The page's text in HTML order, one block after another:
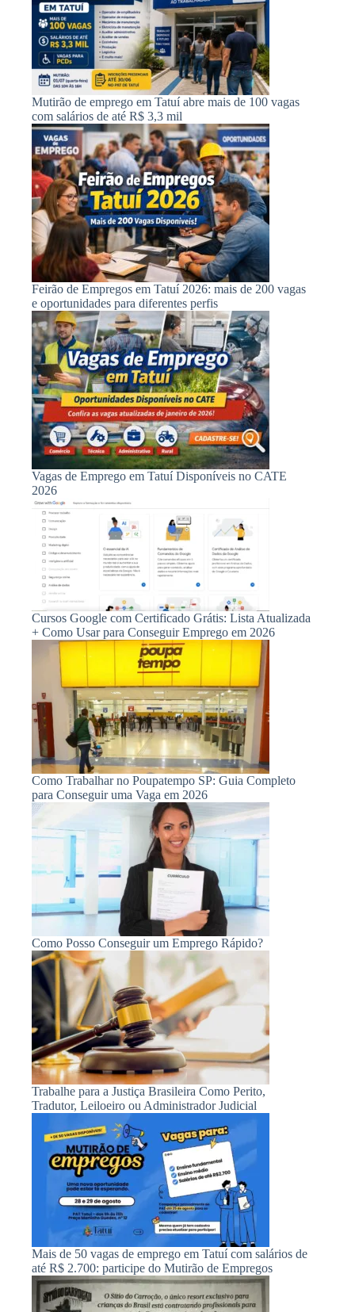
Mutirão de emprego em Tatuí abre mais de 100 vagas
com salários de até R$ 3,3 mil
Feirão de Empregos em Tatuí 2026: mais de 200 vagas
e oportunidades para diferentes perfis
Vagas de Emprego em Tatuí Disponíveis no CATE
2026
Cursos Google com Certificado Grátis: Lista Atualizada
+ Como Usar para Conseguir Emprego em 2026
Como Trabalhar no Poupatempo SP: Guia Completo
para Conseguir uma Vaga em 2026
Como Posso Conseguir um Emprego Rápido?
Trabalhe para a Justiça Brasileira Como Perito,
Tradutor, Leiloeiro ou Administrador Judicial
Mais de 50 vagas de emprego em Tatuí com salários de
até R$ 2.700: participe do Mutirão de Empregos